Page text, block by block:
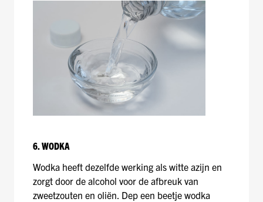
6. WODKA
Wodka heeft dezelfde werking als witte azijn en
zorgt door de alcohol voor de afbreuk van
zweetzouten en oliën. Dep een beetje wodka